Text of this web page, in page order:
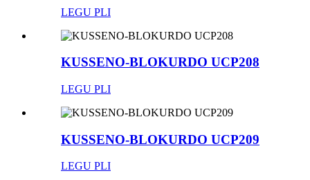
LEGU PLI
KUSSENO-BLOKURDO UCP208
LEGU PLI
KUSSENO-BLOKURDO UCP209
LEGU PLI